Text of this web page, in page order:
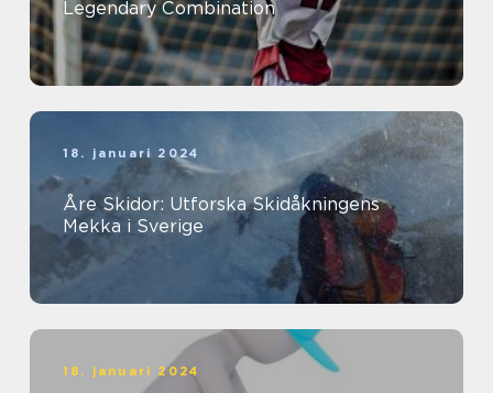
Legendary Combination
18. januari 2024
Åre Skidor: Utforska Skidåkningens
Mekka i Sverige
18. januari 2024